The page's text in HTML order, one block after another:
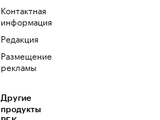
Контактная
информация
Редакция
Размещение
рекламы
Другие
продукты